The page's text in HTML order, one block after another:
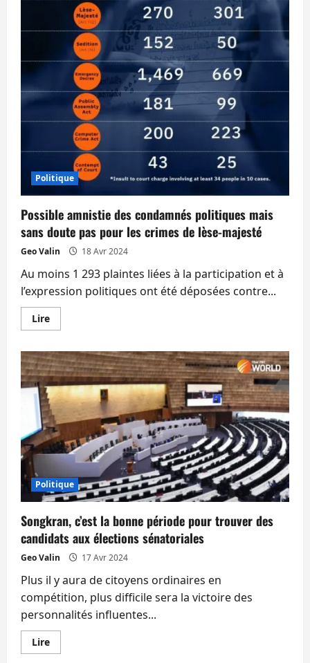
revenir
sœur
en
Thaïlande
Politique
Possible amnistie des condamnés politiques mais
sans doute pas pour les crimes de lèse-majesté
Geo Valin 18 Avr 2024
Au moins 1 293 plaintes liées à la participation et à
l’expression politiques ont été déposées contre...
LireEn
savoir
Possible
amnistie
des
condamnés
politiques
mais
sans
doute
pas
pour
les
crimes
de
lèse-
majesté
Politique
Songkran, c’est la bonne période pour trouver des
candidats aux élections sénatoriales
Geo Valin 17 Avr 2024
Plus il y aura de citoyens ordinaires en
compétition, plus difficile sera la victoire des
personnalités influentes...
LireEn
savoir